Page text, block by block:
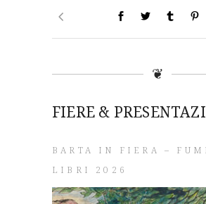
❦
FIERE &
BARTA IN FIERA –
LIBRI 2026